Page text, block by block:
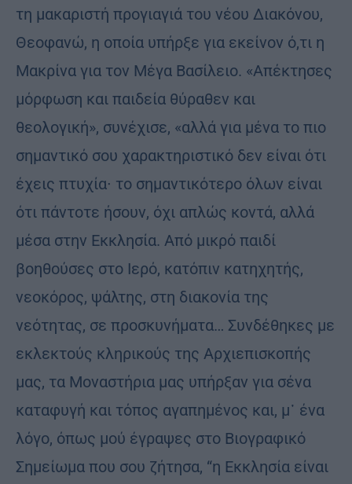
τη μακαριστή προγιαγιά του νέου Διακόνου,
Θεοφανώ, η οποία υπήρξε για εκείνον ό,τι η
Μακρίνα για τον Μέγα Βασίλειο. «Απέκτησες
μόρφωση και παιδεία θύραθεν και
θεολογική», συνέχισε, «αλλά για μένα το πιο
σημαντικό σου χαρακτηριστικό δεν είναι ότι
έχεις πτυχία∙ το σημαντικότερο όλων είναι
ότι πάντοτε ήσουν, όχι απλώς κοντά, αλλά
μέσα στην Εκκλησία. Από μικρό παιδί
βοηθούσες στο Ιερό, κατόπιν κατηχητής,
νεοκόρος, ψάλτης, στη διακονία της
νεότητας, σε προσκυνήματα… Συνδέθηκες με
εκλεκτούς κληρικούς της Αρχιεπισκοπής
μας, τα Μοναστήρια μας υπήρξαν για σένα
καταφυγή και τόπος αγαπημένος και, μ᾽ ένα
λόγο, όπως μού έγραψες στο Βιογραφικό
Σημείωμα που σου ζήτησα, “η Εκκλησία είναι